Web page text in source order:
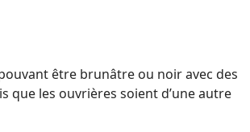
être brunâtre ou noir avec des
que les ouvrières soient d’une autre